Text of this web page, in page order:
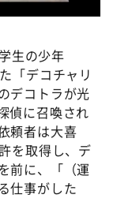
生の少年
「デコチャリ
デコトラが光
偵に召喚され
頼者は大喜
を取得し、デ
前に、「（運
仕事がした